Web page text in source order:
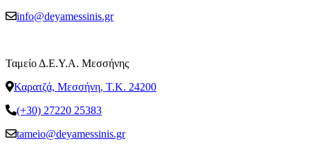
info@deyamessinis.gr
Ταμείο Δ.Ε.Υ.Α. Μεσσήνης
Καρατζά, Μεσσήνη, Τ.Κ. 24200
(+30) 27220 25383
tameio@deyamessinis.gr